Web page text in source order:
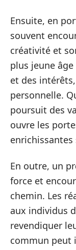
Ensuite, en
souvent
créativité et
plus jeune
et des
personnelle.
poursuit des
ouvre les
enrichissantes
En outre, un
force et
chemin. Les
aux individus
revendiquer
commun peut